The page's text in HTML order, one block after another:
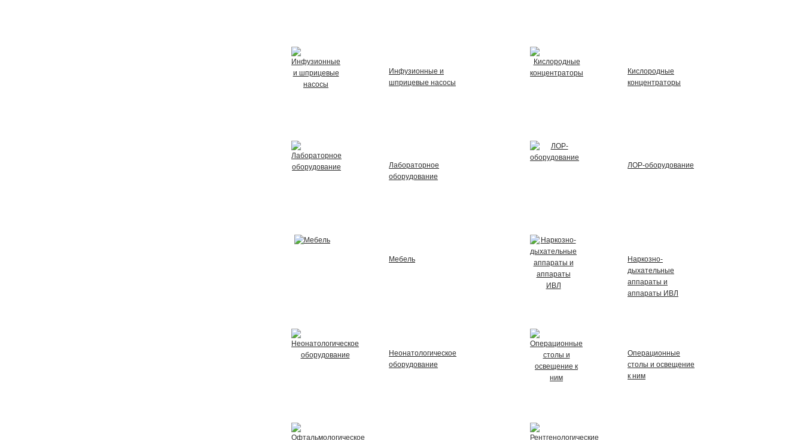
Инфузионные и
шприцевые насосы
Кислородные
концентраторы
Лабораторное
оборудование
ЛОР-оборудование
Мебель
Наркозно-
дыхательные
аппараты и
аппараты ИВЛ
Неонатологическое
оборудование
Операционные
столы и освещение
к ним